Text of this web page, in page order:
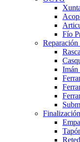
Fío
Reparación
Imán